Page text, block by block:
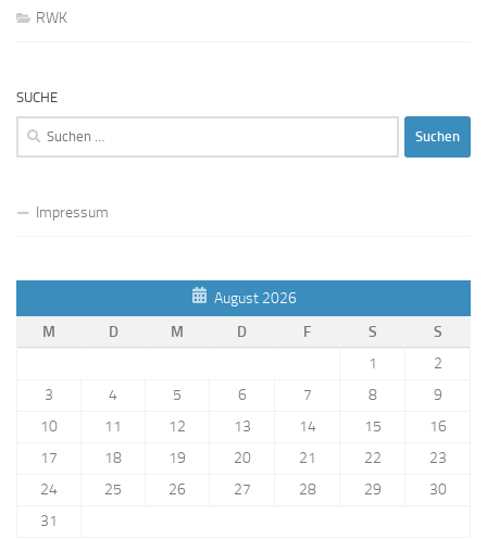
RWK
SUCHE
Suchen
Impressum
August 2026
M
D M D F S
S
1
2
3
4 5 6 7 8
9
10
11 12 13 14 15
16
17
18 19 20 21 22
23
24
25 26 27 28 29
30
31